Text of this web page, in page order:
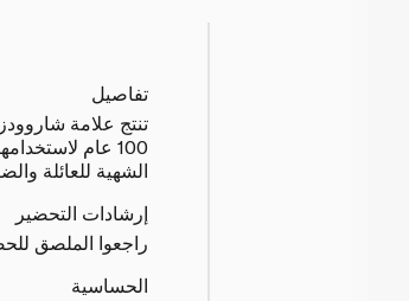
تفاصيل
تنتج علامة
100 عام
الشهية للعائلة
إرشادات التحضير
راجعوا الملصق
الحساسية